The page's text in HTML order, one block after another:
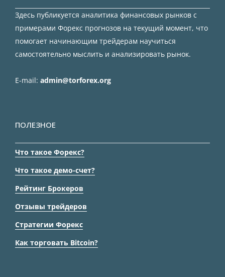
Здесь публикуется аналитика финансовых рынков с
примерами Форекс прогнозов на текущий момент, что
помогает начинающим трейдерам научиться
самостоятельно мыслить и анализировать рынок.
E-mail: admin@torforex.org
ПОЛЕЗНОЕ
Что такое Форекс?
Что такое демо-счет?
Рейтинг Брокеров
Отзывы трейдеров
Стратегии Форекс
Как торговать Bitcoin?